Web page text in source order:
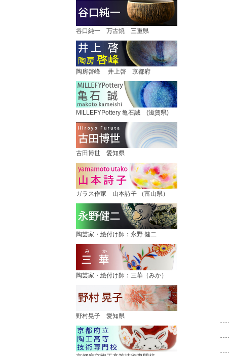
谷口純一 万古焼 三重県
陶房啓峰 井上啓 京都府
MILLEFYPottery 亀石誠 (滋賀県)
古田博世 愛知県
ガラス作家 山本詩子 （富山県）
陶芸家・絵付け師：永野 健二
陶芸家・絵付け師：三華（みか）
野村晃子 愛知県